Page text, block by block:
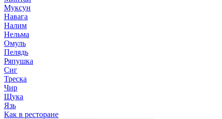
Муксун
Навага
Налим
Нельма
Омуль
Пелядь
Ряпушка
Сиг
Треска
Чир
Щука
Язь
Как в ресторане